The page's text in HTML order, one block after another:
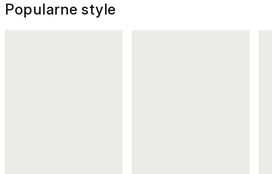
Popularne style